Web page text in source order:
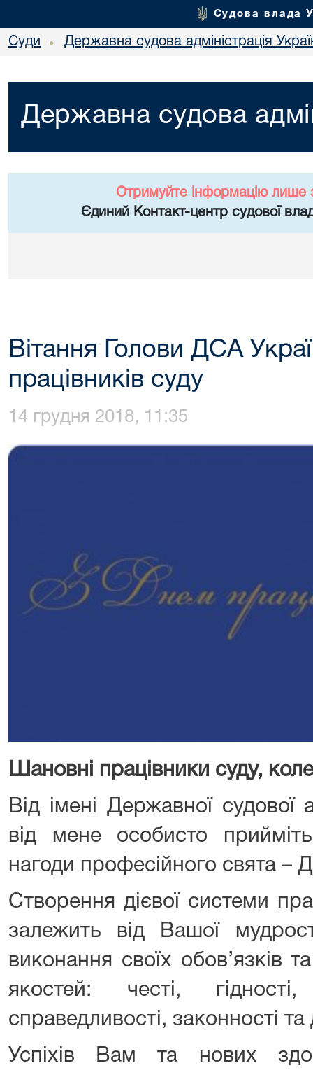
Судова влада
Суди • Державна судова адміністрація
Державна судова
Отримуйте інформацію лише
Єдиний Контакт-центр судової
Вітання Голови ДСА
працівників суду
14 грудня 2018, 11:35
Шановні працівники суду,
Від імені Державної судової
від мене особисто
нагоди професійного свята –
Створення дієвої системи
залежить від Вашої
виконання своїх обов’язків
якостей: честі,
справедливості, законності
Успіхів Вам та нових